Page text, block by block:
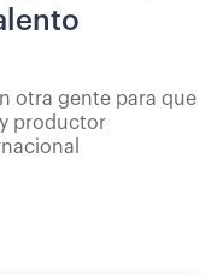
otra gente para que
productor